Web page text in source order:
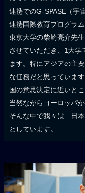
連携でのG-SPASE（宇
連携国際教育プログラム
東京大学の柴崎亮介先
させていただき、1大学
ます。特にアジアの主
な任務だと思っていま
国の意思決定に近いと
当然ながらヨーロッパ
そんな中で我々は「日
としています。